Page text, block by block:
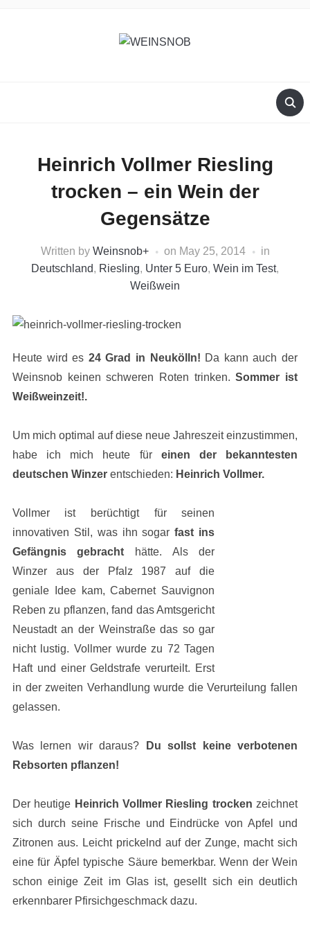
Heinrich Vollmer Riesling
trocken – ein Wein der
Gegensätze
Written by Weinsnob+ on May 25, 2014
in
Deutschland, Riesling, Unter 5 Euro, Wein im Test,
Weißwein
Heute wird es 24 Grad in Neukölln! Da kann auch der
Weinsnob keinen schweren Roten trinken.Sommer ist
Weißweinzeit!.
Um mich optimal auf diese neue Jahreszeit einzustimmen,
habe ich mich heute für einen der bekanntesten
deutschen Winzerentschieden: Heinrich Vollmer.
Vollmer ist berüchtigt für seinen
innovativen Stil, was ihn sogarfast ins
Gefängnis gebracht hätte. Als der
Winzer aus der Pfalz 1987 auf die
geniale Idee kam, Cabernet Sauvignon
Reben zu pflanzen, fand das Amtsgericht
Neustadt an der Weinstraße das so gar
nicht lustig. Vollmer wurde zu 72 Tagen
Haft und einer Geldstrafe verurteilt. Erst
in der zweiten Verhandlung wurde die Verurteilung fallen
gelassen.
Was lernen wir daraus?
Du sollst keine verbotenen
Rebsorten pflanzen!
Der heutige Heinrich Vollmer Riesling trocken zeichnet
sich durch seine Frische und Eindrücke von Apfel und
Zitronen aus. Leicht prickelnd auf der Zunge, macht sich
eine für Äpfel typische Säure bemerkbar. Wenn der Wein
schon einige Zeit im Glas ist, gesellt sich ein deutlich
erkennbarer Pfirsichgeschmack dazu.